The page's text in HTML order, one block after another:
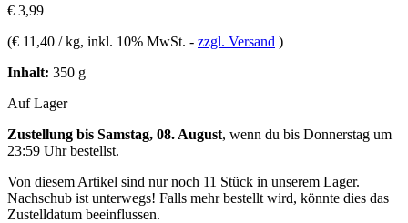
€ 3,99
(€ 11,40 / kg, inkl. 10% MwSt. - zzgl. Versand )
Inhalt: 350 g
Auf Lager
Zustellung bis Samstag, 08. August, wenn du bis Donnerstag um
23:59 Uhrbestellst.
Von diesem Artikel sind nur noch 11 Stück in unserem Lager.
Nachschub ist unterwegs! Falls mehr bestellt wird, könnte dies das
Zustelldatum beeinflussen.